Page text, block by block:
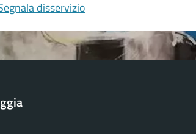
disservizio